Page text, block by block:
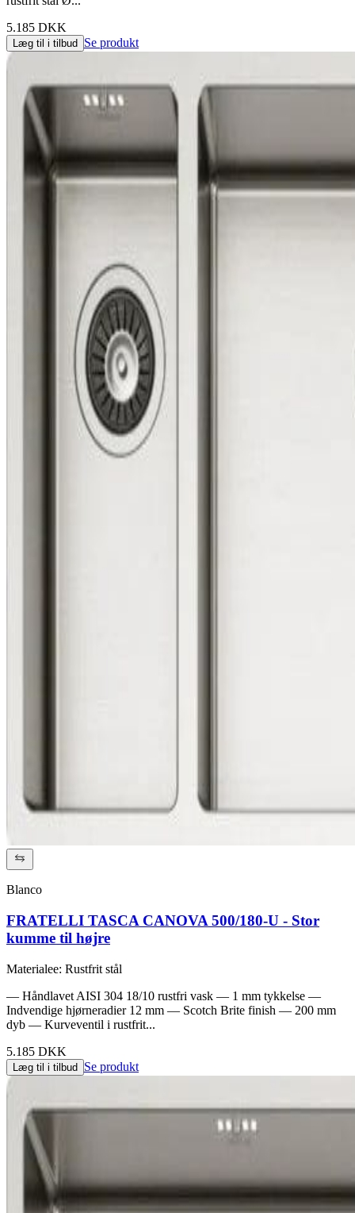
5.185 DKK
Læg til i tilbud Se produkt
Blanco
FRATELLI TASCA CANOVA 500/180-U - Stor
kumme til højre
Materialee: Rustfrit stål
— Håndlavet AISI 304 18/10 rustfri vask — 1 mm tykkelse —
Indvendige hjørneradier 12 mm — Scotch Brite finish — 200 mm
dyb — Kurveventil i rustfrit...
5.185 DKK
Læg til i tilbud Se produkt